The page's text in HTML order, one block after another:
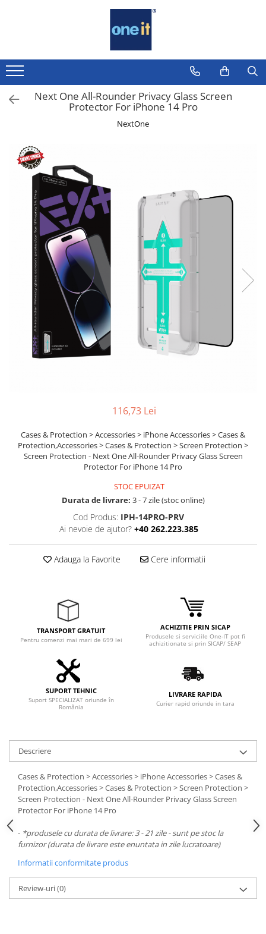
Laptop, Tablete & Telefoane
Laptop / Notebook
Notebook Consumer
Componente Laptop
Tablete & accesorii
Telefoane & accesorii
Smart Watch
Apple AirTag
Inele Smart
Ochelari Smart
Smartphone IPhone
Sisteme PC & Periferice
Sisteme Desktop & Monitoare
PC NUC
Microfoane & Casti Gaming
Mouse Gaming
Scaune Gaming
Periferice PC
USB Hub
Placi de Baza
Placi Video
Memorii
SSD
Hard Disc-uri
Carcase
Surse
Cooler
Servere & Componente
Componente Server
Next One All-Rounder Privacy Glass Screen
Protector For iPhone 14 Pro
NextOne
116,73 Lei
Cases & Protection > Accessories > iPhone Accessories > Cases &
Protection,Accessories > Cases & Protection > Screen Protection >
Screen Protection - Next One All-Rounder Privacy Glass Screen
Protector For iPhone 14 Pro
STOC EPUIZAT
Durata de livrare: 3 - 7 zile (stoc online)
Cod Produs: IPH-14PRO-PRV
Ai nevoie de ajutor? +40 262.223.385
Adauga la Favorite Cere informatii
TRANSPORT GRATUIT
Pentru comenzi mai mari de 699 lei
ACHIZITIE PRIN SICAP
Produsele si serviciile One-IT pot fi
achizitionate si prin SICAP/ SEAP
SUPORT TEHNIC
Suport SPECIALIZAT oriunde în
România
LIVRARE RAPIDA
Curier rapid oriunde in tara
Descriere
Cases & Protection > Accessories > iPhone Accessories > Cases &
Protection,Accessories > Cases & Protection > Screen Protection >
Screen Protection - Next One All-Rounder Privacy Glass Screen
Protector For iPhone 14 Pro
- *produsele cu durata de livrare: 3 - 21 zile - sunt pe stoc la
furnizor (durata de livrare este enuntata in zile lucratoare)
Informatii conformitate produs
Review-uri(0)